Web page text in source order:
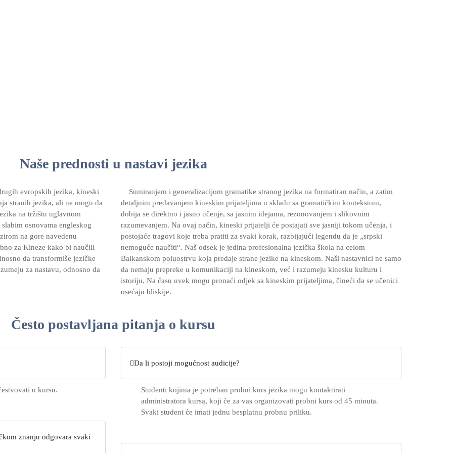
Naše prednosti u nastavi jezika
evropskih jezika, kineski
stranih jezika, ali ne mogu da
na tržištu uglavnom
osnovama engleskog
na gore navedenu
za Kineze kako bi naučili
da transformiše jezičke
za nastavu, odnosno da
Sumiranjem i generalizacijom gramatike stranog jezika na formatiran način, a zatim
detaljnim predavanjem kineskim prijateljima u skladu sa gramatičkim kontekstom,
dobija se direktno i jasno učenje, sa jasnim idejama, rezonovanjem i slikovnim
razumevanjem. Na ovaj način, kineski prijatelji će postajati sve jasniji tokom učenja, i
postojaće tragovi koje treba pratiti za svaki korak, razbijajući legendu da je „srpski
nemoguće naučiti“. Naš odsek je jedina profesionalna jezička škola na celom
Balkanskom poluostrvu koja predaje strane jezike na kineskom. Naši nastavnici ne samo
da nemaju prepreke u komunikaciji na kineskom, već i razumeju kinesku kulturu i
istoriju. Na času uvek mogu pronaći odjek sa kineskim prijateljima, čineći da se učenici
osećaju bliskije.
Često postavljana pitanja o kursu
u kursu.
znanju odgovara svaki
Da li postoji mogućnost audicije?
Studenti kojima je potreban probni kurs jezika mogu kontaktirati
administratora kursa, koji će za vas organizovati probni kurs od 45 minuta.
Svaki student će imati jednu besplatnu probnu priliku.